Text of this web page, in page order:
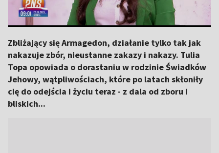
Zbliżający się Armagedon, działanie tylko tak jak
nakazuje zbór, nieustanne zakazy i nakazy. Tulia
Topa opowiada o dorastaniu w rodzinie Świadków
Jehowy, wątpliwościach, które po latach skłoniły
cię do odejścia i życiu teraz - z dala od zboru i
bliskich...